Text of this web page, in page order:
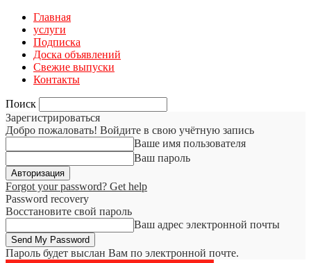
Главная
услуги
Подписка
Доска объявлений
Свежие выпуски
Контакты
Поиск
Зарегистрироваться
Добро пожаловать! Войдите в свою учётную запись
Ваше имя пользователя
Ваш пароль
Forgot your password? Get help
Password recovery
Восстановите свой пароль
Ваш адрес электронной почты
Пароль будет выслан Вам по электронной почте.